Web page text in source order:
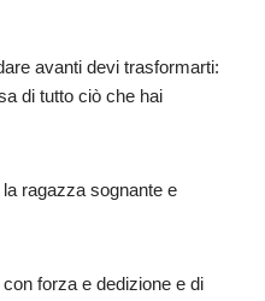
avanti devi trasformarti:
di tutto ciò che hai
la ragazza sognante e
forza e dedizione e di